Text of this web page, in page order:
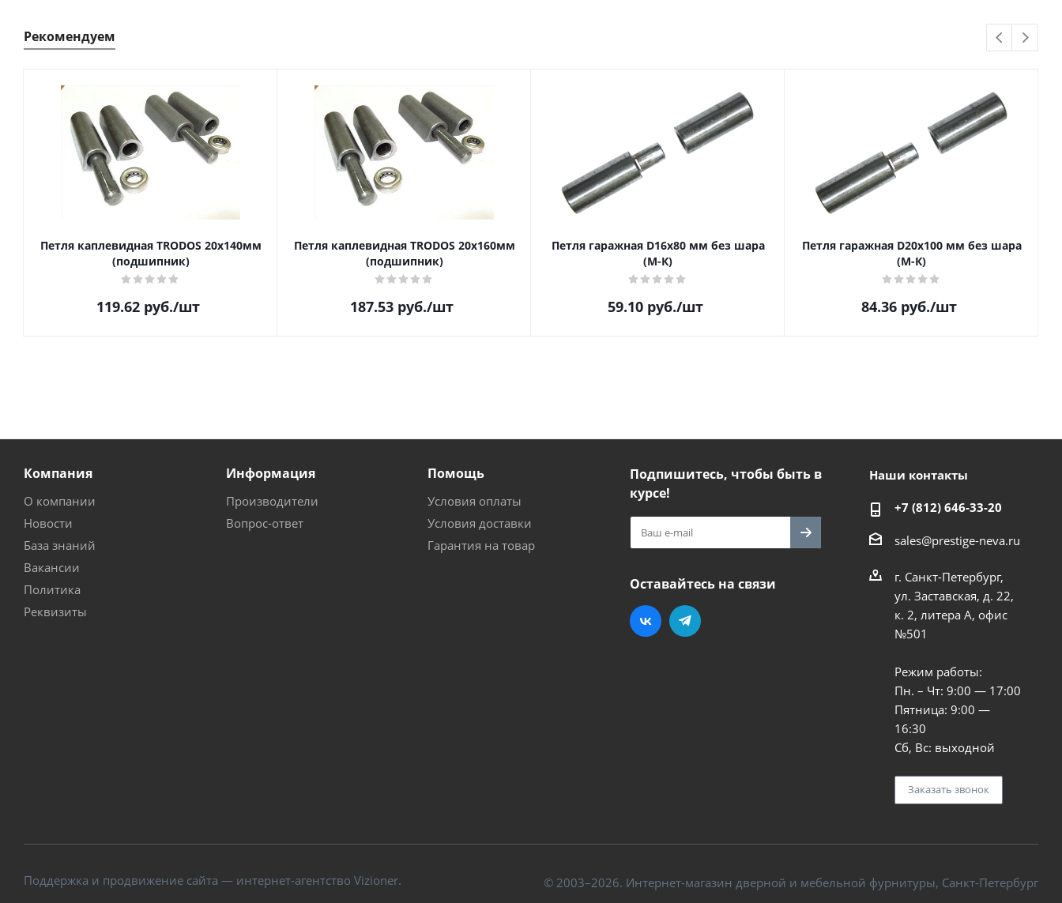
Рекомендуем
Петля каплевидная TRODOS 20х140мм
(подшипник)
119.62руб./шт
Петля каплевидная TRODOS 20х160мм
(подшипник)
187.53руб./шт
Петля гаражная D16х80 мм без шара
(М-К)
59.10руб./шт
Петля гаражная D20х100 мм без шара
(М-К)
84.36руб./шт
Компания
О компании
Новости
База знаний
Вакансии
Политика
Реквизиты
Информация
Производители
Вопрос-ответ
Помощь
Условия оплаты
Условия доставки
Гарантия на товар
Подпишитесь, чтобы быть в
курсе!
Оставайтесь на связи
Наши контакты
+7 (812) 646-33-20
sales@prestige-neva.ru
г. Санкт-Петербург,
ул. Заставская, д. 22,
к. 2, литера А, офис
№501
Режим работы:
Пн. – Чт: 9:00 — 17:00
Пятница: 9:00 —
16:30
Сб, Вс: выходной
Заказать звонок
Поддержка и продвижение сайта — интернет-агентство Vizioner. © 2003–2026. Интернет-магазин дверной и мебельной фурнитуры, Санкт-Петербург